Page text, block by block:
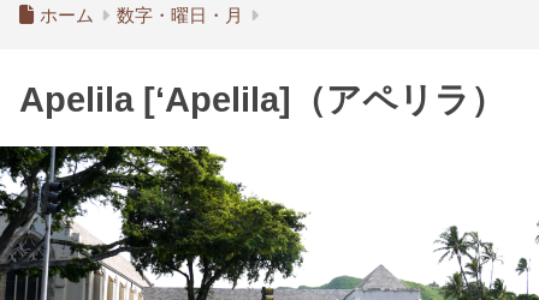
ホーム 数字・曜日・月
Apelila [‘Apelila]（アペリラ）